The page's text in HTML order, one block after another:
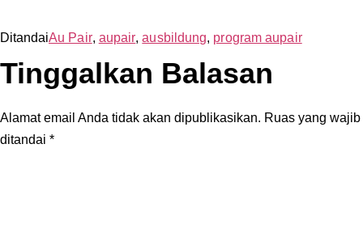
DitandaiAu Pair, aupair,ausbildung, program aupair
Tinggalkan Balasan
Alamat email Anda tidak akan dipublikasikan. Ruas yang wajib
ditandai *